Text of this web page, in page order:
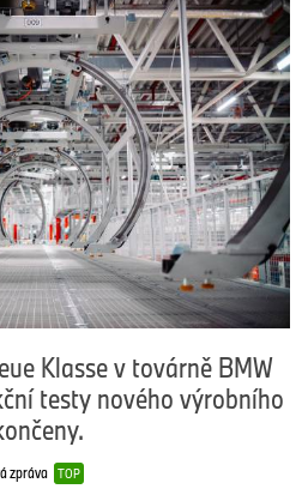
Klasse v továrně BMW
testy nového výrobního
zpráva TOP